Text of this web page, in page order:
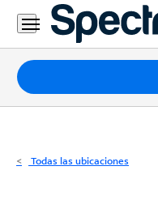
Residencial
Business
Paquetes
Internet
Todas las ubicaciones